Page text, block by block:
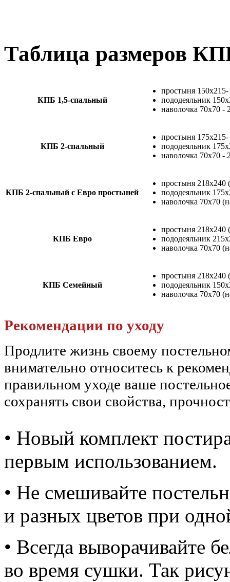
Таблица размеров
КПБ 1,5-спальный
простыня
пододеяльник
наволочка 70х70 -
КПБ 2-спальный
простыня
пододеяльник
наволочка 70х70 -
КПБ 2-спальный с Евро простыней
простыня 218х240
пододеяльник
наволочка 70х70
КПБ Евро
простыня 218х240
пододеяльник
наволочка 70х70
КПБ Семейный
простыня 218х240
пододеяльник
наволочка 70х70
Рекомендации по уходу
Продлите жизнь своему
внимательно относитесь к
правильном уходе ваше
сохранять свои свойства,
• Новый комплект
первым использованием.
• Не смешивайте
и разных цветов при
• Всегда выворачивайте
во время сушки. Так